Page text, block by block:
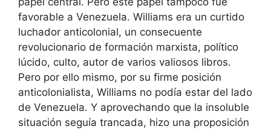
favorable a Venezuela. Williams era un curtido
luchador anticolonial, un consecuente
revolucionario de formación marxista, político
lúcido, culto, autor de varios valiosos libros.
Pero por ello mismo, por su firme posición
anticolonialista, Williams no podía estar del lado
de Venezuela. Y aprovechando que la insoluble
situación seguía trancada, hizo una proposición